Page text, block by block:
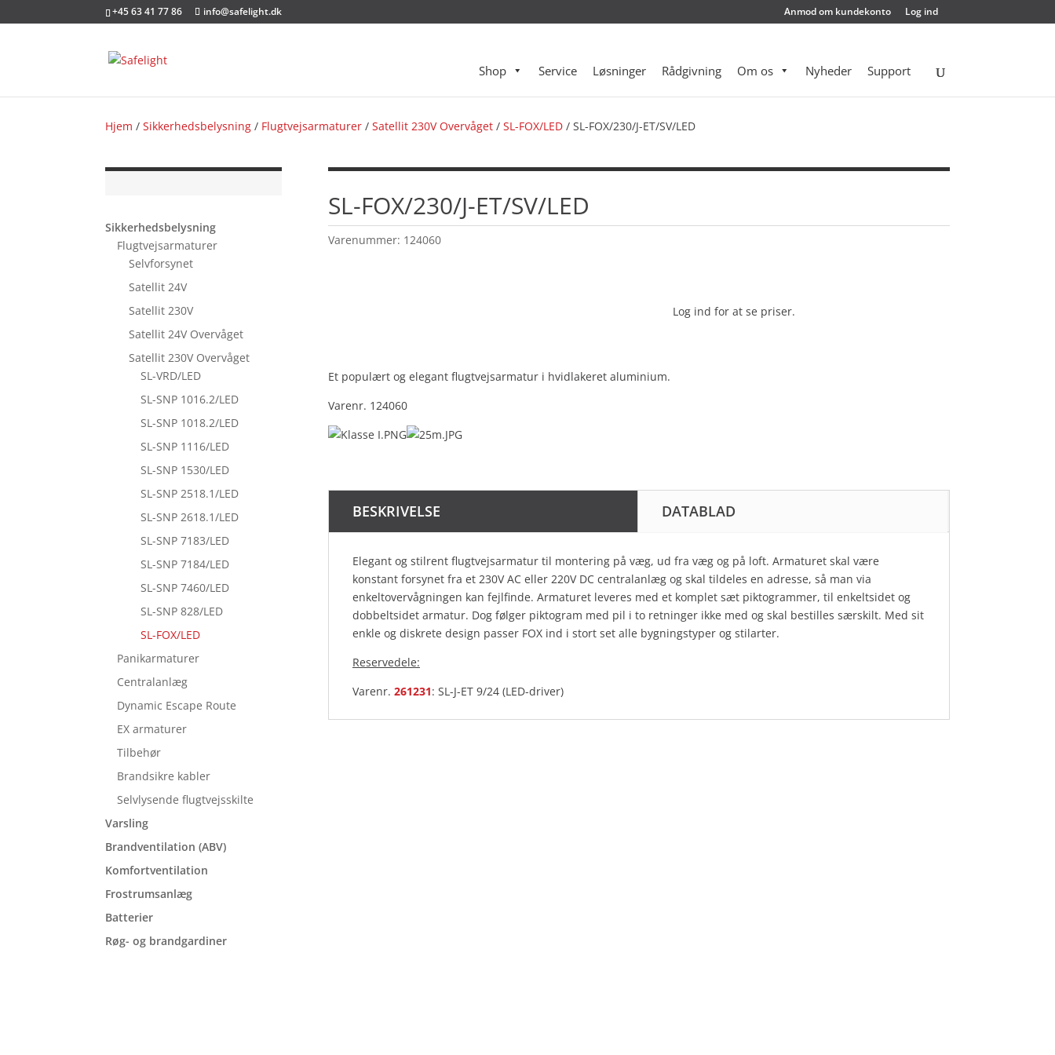
+45 63 41 77 86 info@safelight.dk Anmod om kundekonto Log ind
Shop Service Løsninger Rådgivning Om os Nyheder Support
Hjem /Sikkerhedsbelysning / Flugtvejsarmaturer /Satellit 230V Overvåget /SL-FOX/LED / SL-FOX/230/J-ET/SV/LED
Sikkerhedsbelysning
Flugtvejsarmaturer
Selvforsynet
Satellit 24V
Satellit 230V
Satellit 24V Overvåget
Satellit 230V Overvåget
SL-VRD/LED
SL-SNP 1016.2/LED
SL-SNP 1018.2/LED
SL-SNP 1116/LED
SL-SNP 1530/LED
SL-SNP 2518.1/LED
SL-SNP 2618.1/LED
SL-SNP 7183/LED
SL-SNP 7184/LED
SL-SNP 7460/LED
SL-SNP 828/LED
SL-FOX/LED
Panikarmaturer
Centralanlæg
Dynamic Escape Route
EX armaturer
Tilbehør
Brandsikre kabler
Selvlysende flugtvejsskilte
Varsling
Brandventilation (ABV)
Komfortventilation
Frostrumsanlæg
Batterier
Røg- og brandgardiner
SL-FOX/230/J-ET/SV/LED
Varenummer: 124060
Log ind for at se priser.
Et populært og elegant flugtvejsarmatur i hvidlakeret aluminium.
Varenr. 124060
BESKRIVELSE DATABLAD
Elegant og stilrent flugtvejsarmatur til montering på væg, ud fra væg og på loft. Armaturet skal være
konstant forsynet fra et 230V AC eller 220V DC centralanlæg og skal tildeles en adresse, så man via
enkeltovervågningen kan fejlfinde. Armaturet leveres med et komplet sæt piktogrammer, til enkeltsidet og
dobbeltsidet armatur. Dog følger piktogram med pil i to retninger ikke med og skal bestilles særskilt. Med sit
enkle og diskrete design passer FOX ind i stort set alle bygningstyper og stilarter.
Reservedele:
Varenr. 261231: SL-J-ET 9/24 (LED-driver)